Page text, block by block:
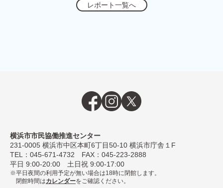
レポート一覧へ
横浜市市民協働推進センター
231-0005 横浜市中区本町6丁⽬50-10 横浜市庁舎１F
TEL： 045-671-4732 FAX：045-223-2888
平⽇ 9:00-20:00 ⼟⽇祝 9:00-17:00
平日夜間の利用予定が無い場合は18時に閉館します。
閉館時間はカレンダーをご確認ください。